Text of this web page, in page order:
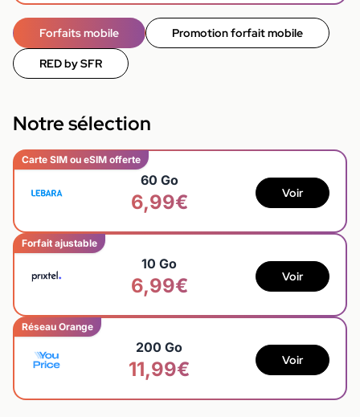
Forfaits mobile Promotion forfait mobile
RED by SFR
Notre sélection
Carte SIM ou eSIM offerte
60 Go
6,99€ Voir
Forfait ajustable
10 Go
6,99€ Voir
Réseau Orange
200 Go
11,99€ Voir